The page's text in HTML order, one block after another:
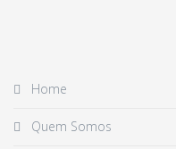
Home
Quem Somos